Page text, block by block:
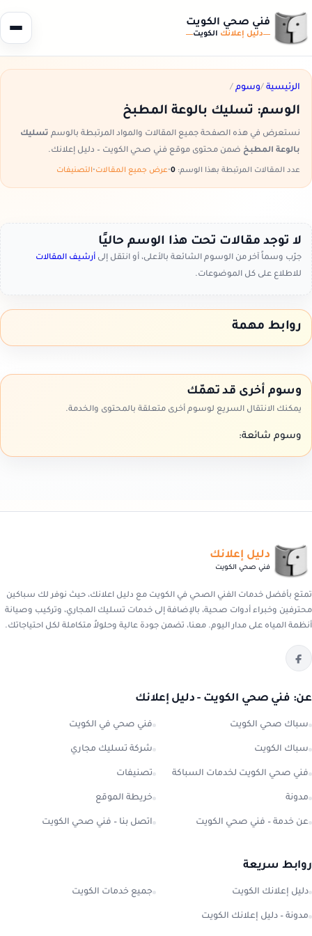
فني صحي الكويت
دليل إعلانك الكويت
الرئيسية /وسوم /
الوسم: تسليك بالوعة المطبخ
نستعرض في هذه الصفحة جميع المقالات والمواد المرتبطة بالوسم تسليك
بالوعة المطبخ ضمن محتوى موقع فني صحي الكويت – دليل إعلانك.
عدد المقالات المرتبطة بهذا الوسم: •عرض جميع المقالات•التصنيفات
لا توجد مقالات تحت هذا الوسم حاليًا
جرّب وسماً آخر من الوسوم الشائعة بالأعلى، أو انتقل إلى أرشيف المقالات
للاطلاع على كل الموضوعات.
روابط مهمة
وسوم أخرى قد تهمّك
يمكنك الانتقال السريع لوسوم أخرى متعلقة بالمحتوى والخدمة.
وسوم شائعة:
دليل إعلانك
فني صحي الكويت
تمتع بأفضل خدمات الفني الصحي في الكويت مع دليل اعلانك، حيث نوفر لك سباكين
محترفين وخبراء أدوات صحية، بالإضافة إلى خدمات تسليك المجاري، وتركيب وصيانة
أنظمة المياه على مدار اليوم. معنا، تضمن جودة عالية وحلولاً متكاملة لكل احتياجاتك.
عن: فني صحي الكويت - دليل إعلانك
سباك صحي الكويت فني صحي في الكويت
سباك الكويت شركة تسليك مجاري
فني صحي الكويت لخدمات السباكة تصنيفات
مدونة خريطة الموقع
عن خدمة – فني صحي الكويت اتصل بنا – فني صحي الكويت
روابط سريعة
دليل إعلانك الكويت جميع خدمات الكويت
مدونة – دليل إعلانك الكويت